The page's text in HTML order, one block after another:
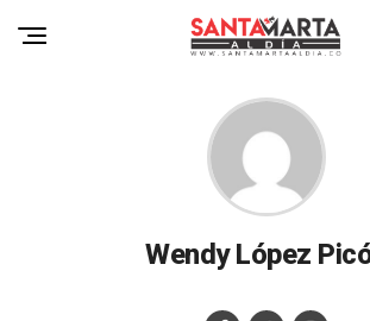
Wendy López